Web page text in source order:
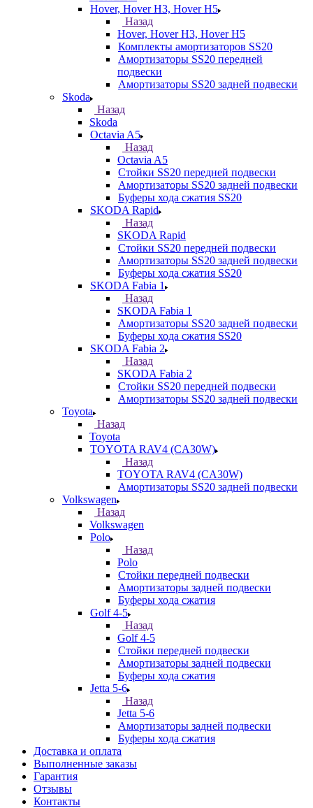
Hover, Hover H3, Hover H5
Назад
Hover, Hover H3, Hover H5
Комплекты амортизаторов SS20
Амортизаторы SS20 передней
подвески
Амортизаторы SS20 задней подвески
Skoda
Назад
Skoda
Octavia A5
Назад
Octavia A5
Стойки SS20 передней подвески
Амортизаторы SS20 задней подвески
Буферы хода сжатия SS20
SKODA Rapid
Назад
SKODA Rapid
Стойки SS20 передней подвески
Амортизаторы SS20 задней подвески
Буферы хода сжатия SS20
SKODA Fabia 1
Назад
SKODA Fabia 1
Амортизаторы SS20 задней подвески
Буферы хода сжатия SS20
SKODA Fabia 2
Назад
SKODA Fabia 2
Стойки SS20 передней подвески
Амортизаторы SS20 задней подвески
Toyota
Назад
Toyota
TOYOTA RAV4 (CA30W)
Назад
TOYOTA RAV4 (CA30W)
Амортизаторы SS20 задней подвески
Volkswagen
Назад
Volkswagen
Polo
Назад
Polo
Стойки передней подвески
Амортизаторы задней подвески
Буферы хода сжатия
Golf 4-5
Назад
Golf 4-5
Стойки передней подвески
Амортизаторы задней подвески
Буферы хода сжатия
Jetta 5-6
Назад
Jetta 5-6
Амортизаторы задней подвески
Буферы хода сжатия
Доставка и оплата
Выполненные заказы
Гарантия
Отзывы
Контакты